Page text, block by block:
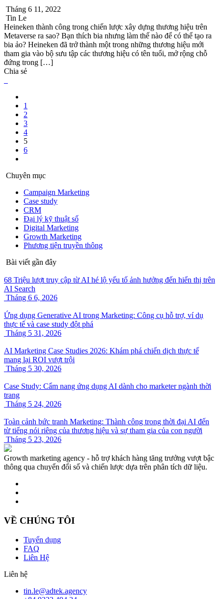
Tháng 6 11, 2022
Tin Le
Heineken thành công trong chiến lược xây dựng thương hiệu trên
Metaverse ra sao? Bạn thích bia nhưng làm thế nào để có thể tạo ra
bia ảo? Heineken đã trở thành một trong những thương hiệu mới
tham gia vào bộ sưu tập các thương hiệu có tên tuổi, mở rộng chỗ
đứng trong […]
Chia sẻ
1
2
3
4
5
6
Chuyên mục
Campaign Marketing
Case study
CRM
Đại lý kỹ thuật số
Digital Marketing
Growth Marketing
Phương tiện truyền thông
Bài viết gần đây
68 Triệu lượt truy cập từ AI hé lộ yếu tố ảnh hưởng đến hiển thị trên
AI Search
Tháng 6 6, 2026
Ứng dụng Generative AI trong Marketing: Công cụ hỗ trợ, ví dụ
thực tế và case study đột phá
Tháng 5 31, 2026
AI Marketing Case Studies 2026: Khám phá chiến dịch thực tế
mang lại ROI vượt trội
Tháng 5 30, 2026
Case Study: Cẩm nang ứng dụng AI dành cho marketer ngành thời
trang
Tháng 5 24, 2026
Toàn cảnh bức tranh Marketing: Thành công trong thời đại AI đến
từ tiếng nói riêng của thương hiệu và sự tham gia của con người
Tháng 5 23, 2026
Growth marketing agency - hỗ trợ khách hàng tăng trưởng vượt bậc
thông qua chuyển đổi số và chiến lược dựa trên phân tích dữ liệu.
VỀ CHÚNG TÔI
Tuyển dụng
FAQ
Liên Hệ
Liên hệ
tin.le@adtek.agency